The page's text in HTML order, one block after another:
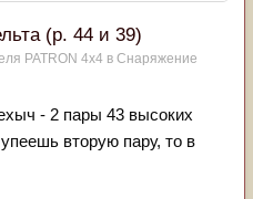
(р. 44 и 39)
PATRON 4x4 в Снаряжение
- 2 пары 43 высоких
вторую пару, то в